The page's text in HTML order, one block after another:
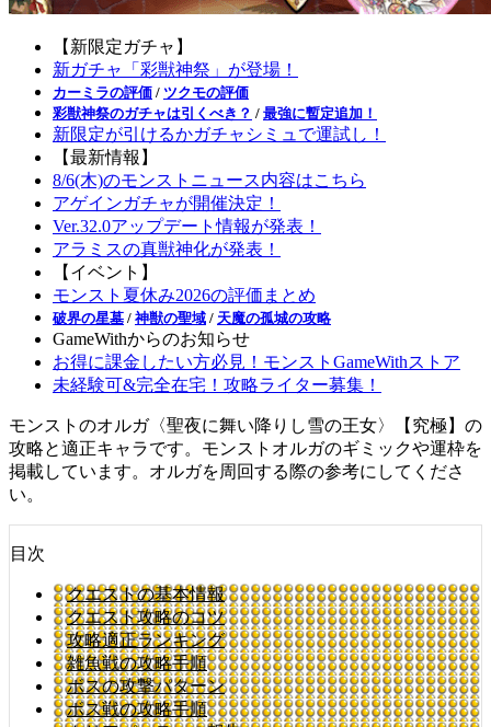
【新限定ガチャ】
新ガチャ「彩獣神祭」が登場！
カーミラの評価 / ツクモの評価
彩獣神祭のガチャは引くべき？ / 最強に暫定追加！
新限定が引けるかガチャシミュで運試し！
【最新情報】
8/6(木)のモンストニュース内容はこちら
アゲインガチャが開催決定！
Ver.32.0アップデート情報が発表！
アラミスの真獣神化が発表！
【イベント】
モンスト夏休み2026の評価まとめ
破界の星墓 / 神獣の聖域 / 天魔の孤城の攻略
GameWithからのお知らせ
お得に課金したい方必見！モンストGameWithストア
未経験可&完全在宅！攻略ライター募集！
モンストのオルガ〈聖夜に舞い降りし雪の王女〉【究極】の
攻略と適正キャラです。モンストオルガのギミックや運枠を
掲載しています。オルガを周回する際の参考にしてくださ
い。
目次
クエストの基本情報
クエスト攻略のコツ
攻略適正ランキング
雑魚戦の攻略手順
ボスの攻撃パターン
ボス戦の攻略手順